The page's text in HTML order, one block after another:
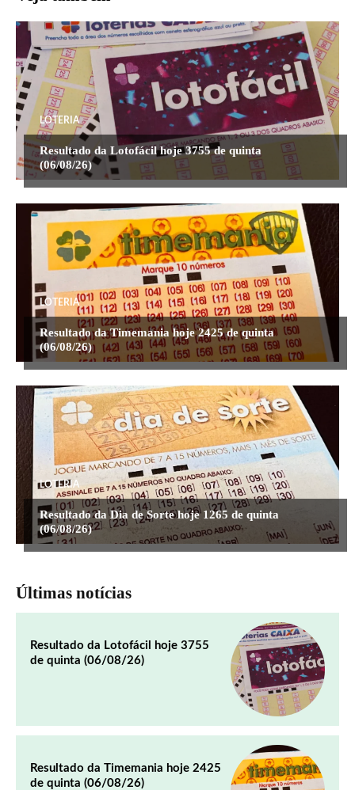
LOTERIA
Resultado da Lotofácil hoje 3755 de quinta
(06/08/26)
LOTERIA
Resultado da Timemania hoje 2425 de quinta
(06/08/26)
LOTERIA
Resultado da Dia de Sorte hoje 1265 de quinta
(06/08/26)
Últimas notícias
Resultado da Lotofácil hoje 3755
de quinta (06/08/26)
Resultado da Timemania hoje 2425
de quinta (06/08/26)